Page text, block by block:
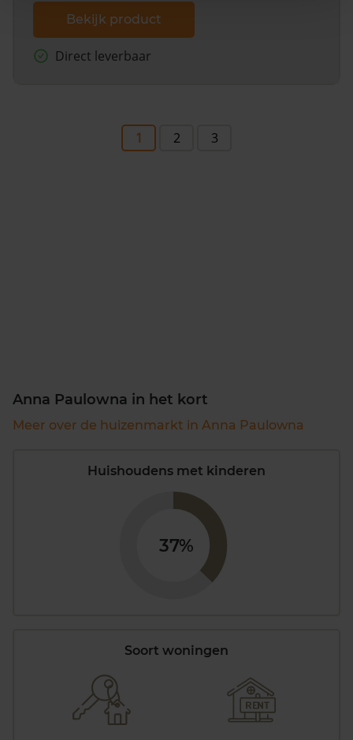
Bekijk product
Direct leverbaar
1 2 3
Anna Paulowna in het kort
Meer over de huizenmarkt in Anna Paulowna
Huishoudens met kinderen
37%
Soort woningen